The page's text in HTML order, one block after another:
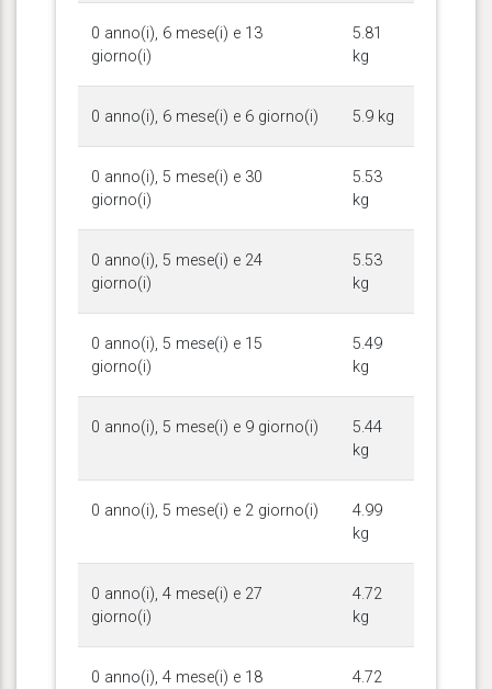
0 anno(i), 6 mese(i) e 13
giorno(i)
5.81
kg
0 anno(i), 6 mese(i) e 6 giorno(i) 5.9 kg
0 anno(i), 5 mese(i) e 30
giorno(i)
5.53
kg
0 anno(i), 5 mese(i) e 24
giorno(i)
5.53
kg
0 anno(i), 5 mese(i) e 15
giorno(i)
5.49
kg
0 anno(i), 5 mese(i) e 9 giorno(i)
5.44
kg
0 anno(i), 5 mese(i) e 2 giorno(i)
4.99
kg
0 anno(i), 4 mese(i) e 27
giorno(i)
4.72
kg
0 anno(i), 4 mese(i) e 18
4.72